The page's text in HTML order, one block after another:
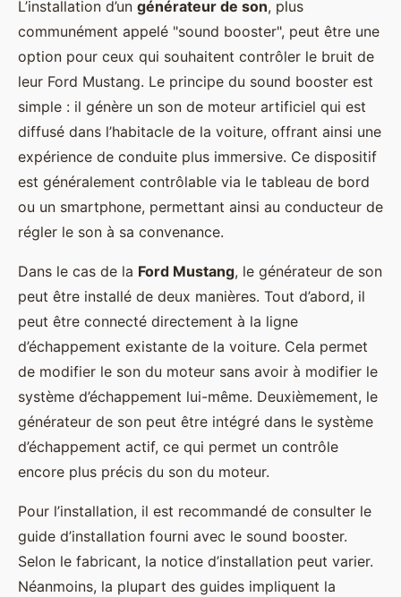
L’installation d’un générateur de son, plus
communément appelé "sound booster", peut être une
option pour ceux qui souhaitent contrôler le bruit de
leur Ford Mustang. Le principe du sound booster est
simple : il génère un son de moteur artificiel qui est
diffusé dans l’habitacle de la voiture, offrant ainsi une
expérience de conduite plus immersive. Ce dispositif
est généralement contrôlable via le tableau de bord
ou un smartphone, permettant ainsi au conducteur de
régler le son à sa convenance.
Dans le cas de la Ford Mustang, le générateur de son
peut être installé de deux manières. Tout d’abord, il
peut être connecté directement à la ligne
d’échappement existante de la voiture. Cela permet
de modifier le son du moteur sans avoir à modifier le
système d’échappement lui-même. Deuxièmement, le
générateur de son peut être intégré dans le système
d’échappement actif, ce qui permet un contrôle
encore plus précis du son du moteur.
Pour l’installation, il est recommandé de consulter le
guide d’installation fourni avec le sound booster.
Selon le fabricant, la notice d’installation peut varier.
Néanmoins, la plupart des guides impliquent la